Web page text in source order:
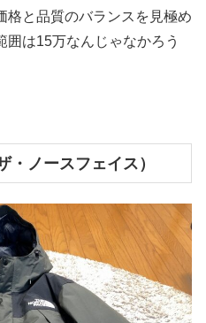
格と品質のバランスを見極め
囲は15万なんじゃなかろう
・ノースフェイス）